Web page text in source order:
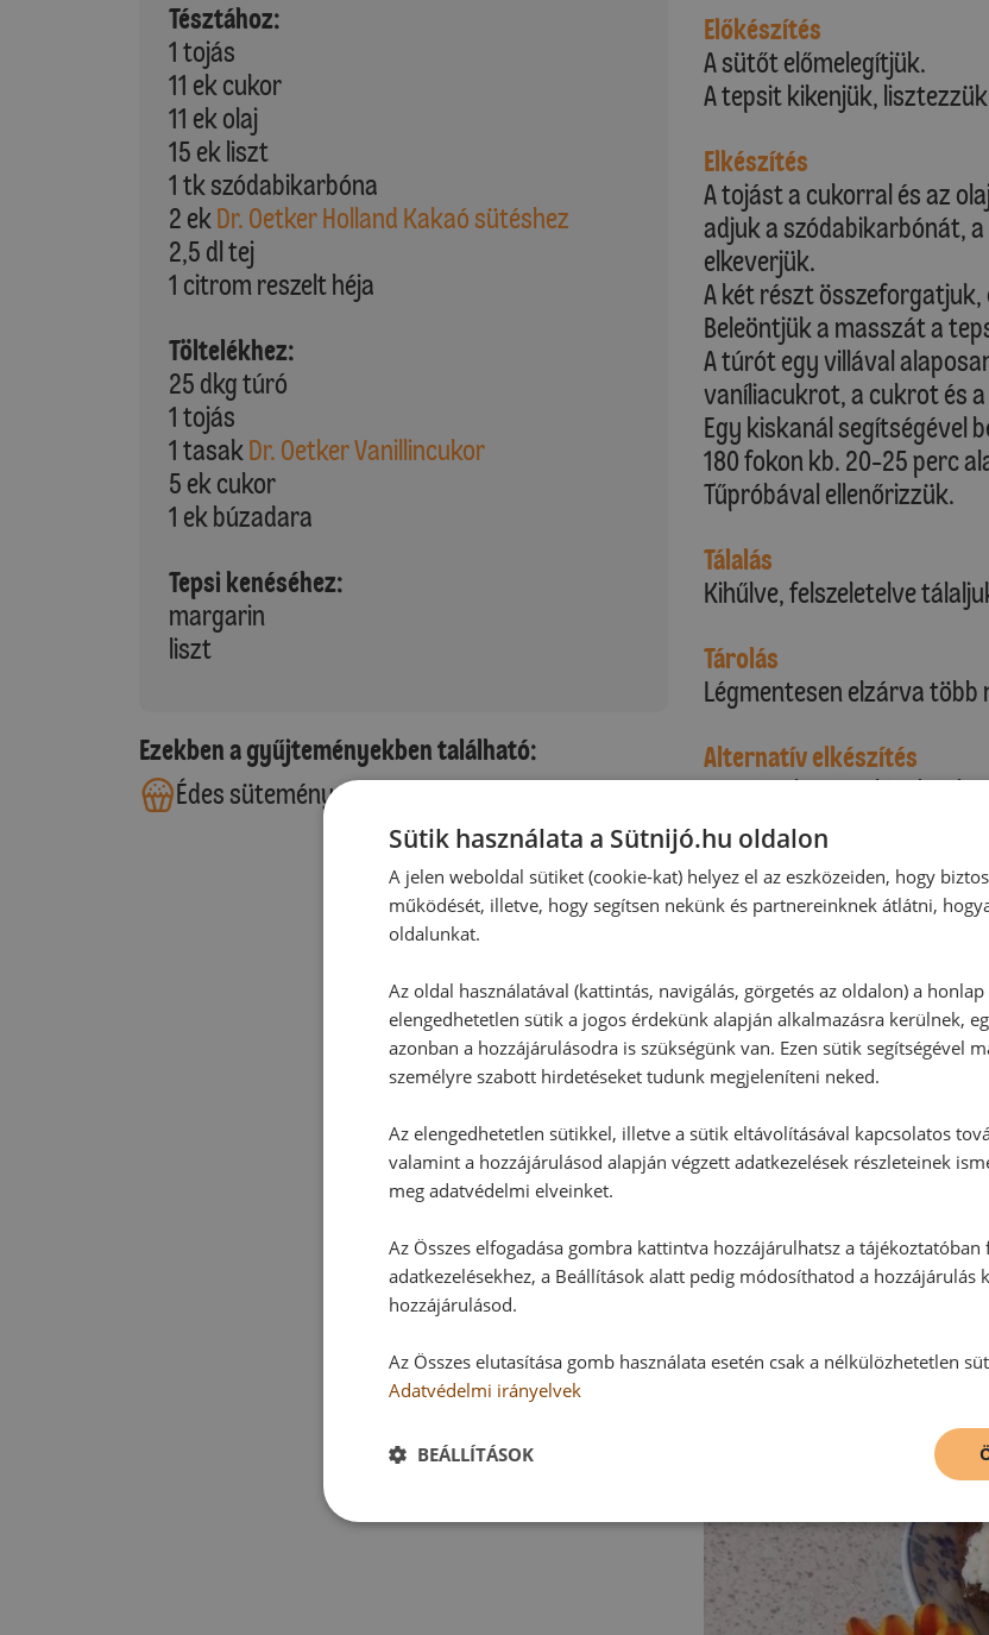
Tésztához:
1 tojás
11 ek cukor
11 ek olaj
15 ek liszt
1 tk szódabikarbóna
2 ekDr. Oetker Holland Kakaó sütéshez
2,5 dl tej
1 citrom reszelt héja
Töltelékhez:
25 dkg túró
1 tojás
1 tasakDr. Oetker Vanillincukor
5 ek cukor
1 ek búzadara
Tepsi kenéséhez:
margarin
liszt
Ezekben a gyűjteményekben található:
Édes sütemények
Előkészítés
A sütőt előmelegítjük.
A tepsit kikenjük,
Elkészítés
A tojást a cukorral és az
adjuk a szódabikarbónát,
elkeverjük.
A két részt
Beleöntjük a masszát a
A túrót egy villával
vaníliacukrot, a cukrot és
Egy kiskanál segítségével
180 fokon kb. 20-25 perc
Tűpróbával ellenőrizzük.
Tálalás
Kihűlve, felszeletelve
Tárolás
Légmentesen elzárva több
Alternatív elkészítés
Ha váratlan vendégek
kis kavart sütit.
Mindig nagyon hamar
Sütik használata a Sütnijó.hu oldalon
A jelen weboldal sütiket (cookie-kat) helyez el az eszközeiden, hogy
működését, illetve, hogy segítsen nekünk és partnereinknek átlátni,
oldalunkat.
Az oldal használatával (kattintás, navigálás, görgetés az oldalon) a
elengedhetetlen sütik a jogos érdekünk alapján alkalmazásra kerülnek,
azonban a hozzájárulásodra is szükségünk van. Ezen sütik segítségével
személyre szabott hirdetéseket tudunk megjeleníteni neked.
Az elengedhetetlen sütikkel, illetve a sütik eltávolításával kapcsolatos
valamint a hozzájárulásod alapján végzett adatkezelések részleteinek
meg adatvédelmi elveinket.
Az Összes elfogadása gombra kattintva hozzájárulhatsz a tájékoztatóban
adatkezelésekhez, a Beállítások alatt pedig módosíthatod a hozzájárulás
hozzájárulásod.
Az Összes elutasítása gomb használata esetén csak a nélkülözhetetlen
Adatvédelmi irányelvek
BEÁLLÍTÁSOK